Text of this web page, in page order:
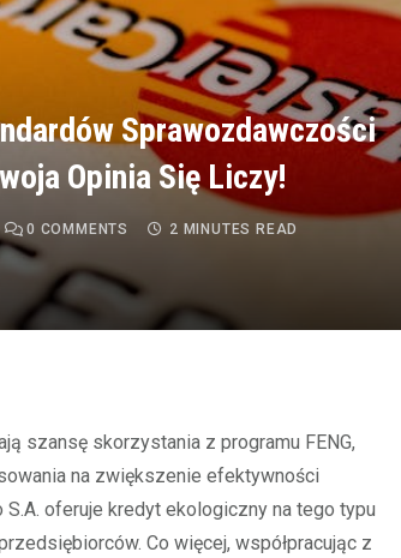
Sprawozdawczości
Opinia Się Liczy!
0 COMMENTS
2 MINUTES READ
na zwiększenie efektywności
oferuje kredyt ekologiczny na tego typu
Co więcej, współpracując z